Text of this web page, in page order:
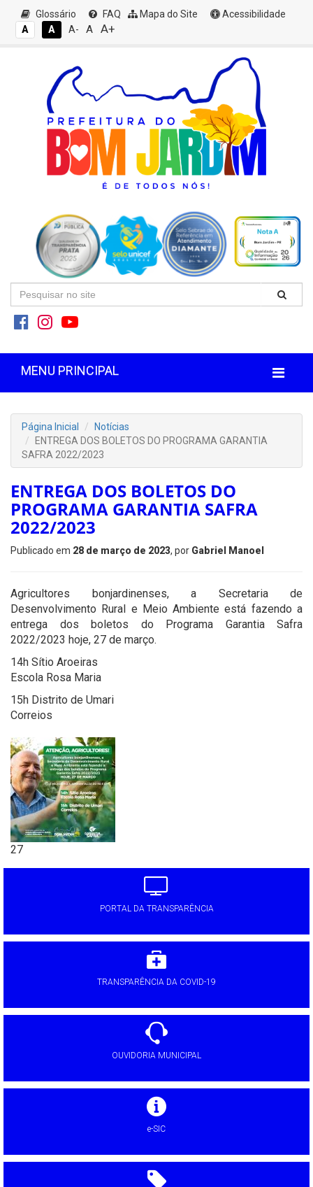
Glossário FAQ Mapa do Site
Acessibilidade
A
A A- A A+
MENU PRINCIPAL
Página Inicial
Notícias
ENTREGA DOS BOLETOS DO PROGRAMA GARANTIA
SAFRA 2022/2023
ENTREGA DOS BOLETOS DO
PROGRAMA GARANTIA SAFRA
2022/2023
Publicado em 28 de março de 2023, por Gabriel Manoel
Agricultores bonjardinenses, a Secretaria de
Desenvolvimento Rural e Meio Ambiente está fazendo a
entrega dos boletos do Programa Garantia Safra
2022/2023 hoje, 27 de março.
14h Sítio Aroeiras
Escola Rosa Maria
15h Distrito de Umari
Correios
27
PORTAL DA TRANSPARÊNCIA
TRANSPARÊNCIA DA COVID-19
OUVIDORIA MUNICIPAL
e-SIC